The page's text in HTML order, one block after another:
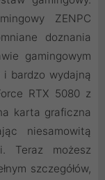
ZENPC
doznania
gamingowym
i bardzo wydajną
RTX 5080 z
karta graficzna
niesamowitą
Teraz możesz
szczegółów,